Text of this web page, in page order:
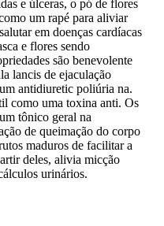
e úlceras, o pó de flores
um rapé para aliviar
em doenças cardíacas
e flores sendo
são benevolente
lancis de ejaculação
antidiuretic poliúria na.
como uma toxina anti. Os
tônico geral na
de queimação do corpo
maduros de facilitar a
deles, alivia micção
urinários.